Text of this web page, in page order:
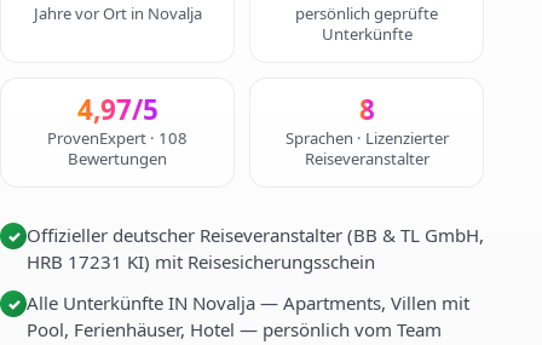
Jahre vor Ort in Novalja
persönlich geprüfte
Unterkünfte
4,97/5
ProvenExpert · 108
Bewertungen
8
Sprachen · Lizenzierter
Reiseveranstalter
✓ Offizieller deutscher Reiseveranstalter (BB & TL GmbH,
HRB 17231 KI) mit Reisesicherungsschein
✓ Alle Unterkünfte IN Novalja — Apartments, Villen mit
Pool, Ferienhäuser, Hotel — persönlich vom Team